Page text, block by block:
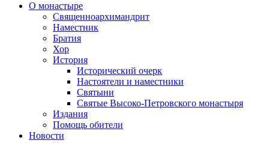
О монастыре
Священноархимандрит
Наместник
Братия
Хор
История
Исторический очерк
Настоятели и наместники
Святыни
Святые Высоко-Петровского монастыря
Издания
Помощь обители
Новости